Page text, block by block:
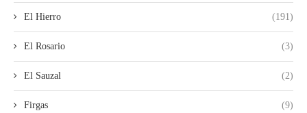
El Hierro (191)
El Rosario (3)
El Sauzal (2)
Firgas (9)